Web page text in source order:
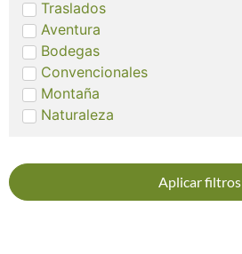
Traslados
Aventura
Bodegas
Convencionales
Montaña
Naturaleza
Aplicar filtros